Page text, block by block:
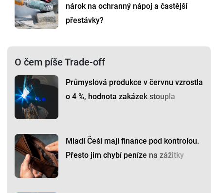
nárok na ochranný nápoj a častější
přestávky?
O čem píše Trade-off
Průmyslová produkce v červnu vzrostla
o 4 %, hodnota zakázek stoupla
Mladí Češi mají finance pod kontrolou.
Přesto jim chybí peníze na zážitky